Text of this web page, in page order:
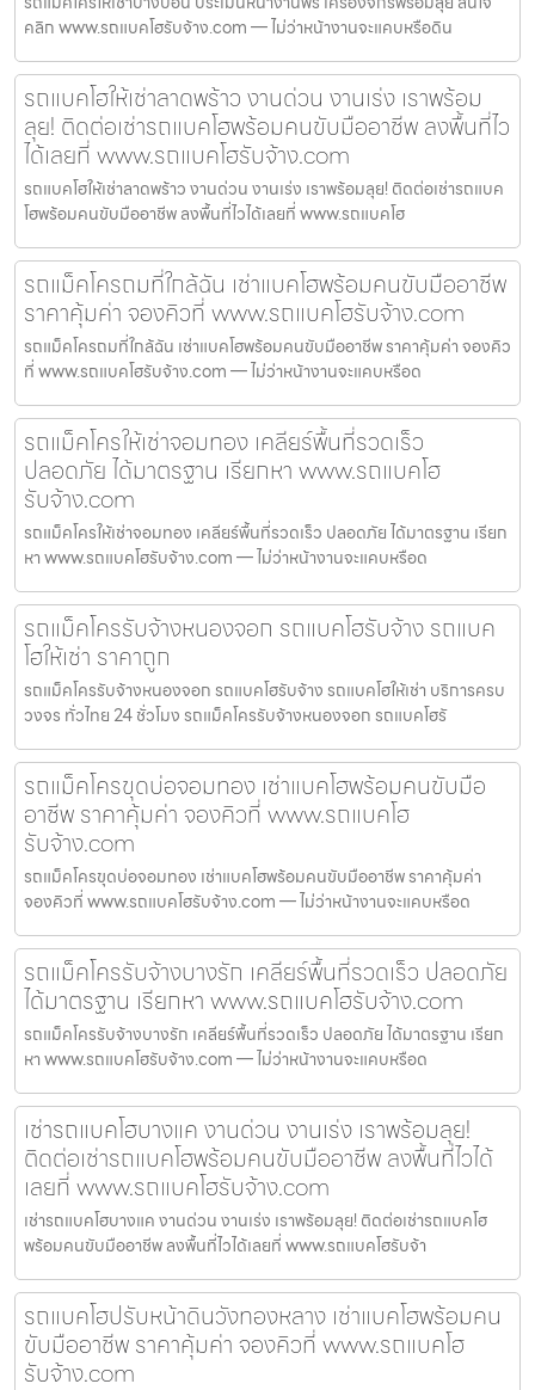
คลิก www.รถแบคโฮรับจ้าง.com — ไม่ว่าหน้างานจะแคบหรือดิน
รถแบคโฮให้เช่าลาดพร้าว งานด่วน งานเร่ง เราพร้อม
ลุย! ติดต่อเช่ารถแบคโฮพร้อมคนขับมืออาชีพ ลงพื้นที่ไว
ได้เลยที่ www.รถแบคโฮรับจ้าง.com
รถแบคโฮให้เช่าลาดพร้าว งานด่วน งานเร่ง เราพร้อมลุย! ติดต่อเช่ารถแบค
โฮพร้อมคนขับมืออาชีพ ลงพื้นที่ไวได้เลยที่ www.รถแบคโฮ
รถแม็คโครถมที่ใกล้ฉัน เช่าแบคโฮพร้อมคนขับมืออาชีพ
ราคาคุ้มค่า จองคิวที่ www.รถแบคโฮรับจ้าง.com
รถแม็คโครถมที่ใกล้ฉัน เช่าแบคโฮพร้อมคนขับมืออาชีพ ราคาคุ้มค่า จองคิว
ที่ www.รถแบคโฮรับจ้าง.com — ไม่ว่าหน้างานจะแคบหรือด
รถแม็คโครให้เช่าจอมทอง เคลียร์พื้นที่รวดเร็ว
ปลอดภัย ได้มาตรฐาน เรียกหา www.รถแบคโฮ
รับจ้าง.com
รถแม็คโครให้เช่าจอมทอง เคลียร์พื้นที่รวดเร็ว ปลอดภัย ได้มาตรฐาน เรียก
หา www.รถแบคโฮรับจ้าง.com — ไม่ว่าหน้างานจะแคบหรือด
รถแม็คโครรับจ้างหนองจอก รถแบคโฮรับจ้าง รถแบค
โฮให้เช่า ราคาถูก
รถแม็คโครรับจ้างหนองจอก รถแบคโฮรับจ้าง รถแบคโฮให้เช่า บริการครบ
วงจร ทั่วไทย 24 ชั่วโมง รถแม็คโครรับจ้างหนองจอก รถแบคโฮรั
รถแม็คโครขุดบ่อจอมทอง เช่าแบคโฮพร้อมคนขับมือ
อาชีพ ราคาคุ้มค่า จองคิวที่ www.รถแบคโฮ
รับจ้าง.com
รถแม็คโครขุดบ่อจอมทอง เช่าแบคโฮพร้อมคนขับมืออาชีพ ราคาคุ้มค่า
จองคิวที่ www.รถแบคโฮรับจ้าง.com — ไม่ว่าหน้างานจะแคบหรือด
รถแม็คโครรับจ้างบางรัก เคลียร์พื้นที่รวดเร็ว ปลอดภัย
ได้มาตรฐาน เรียกหา www.รถแบคโฮรับจ้าง.com
รถแม็คโครรับจ้างบางรัก เคลียร์พื้นที่รวดเร็ว ปลอดภัย ได้มาตรฐาน เรียก
หา www.รถแบคโฮรับจ้าง.com — ไม่ว่าหน้างานจะแคบหรือด
เช่ารถแบคโฮบางแค งานด่วน งานเร่ง เราพร้อมลุย!
ติดต่อเช่ารถแบคโฮพร้อมคนขับมืออาชีพ ลงพื้นที่ไวได้
เลยที่ www.รถแบคโฮรับจ้าง.com
เช่ารถแบคโฮบางแค งานด่วน งานเร่ง เราพร้อมลุย! ติดต่อเช่ารถแบคโฮ
พร้อมคนขับมืออาชีพ ลงพื้นที่ไวได้เลยที่ www.รถแบคโฮรับจ้า
รถแบคโฮปรับหน้าดินวังทองหลาง เช่าแบคโฮพร้อมคน
ขับมืออาชีพ ราคาคุ้มค่า จองคิวที่ www.รถแบคโฮ
รับจ้าง.com